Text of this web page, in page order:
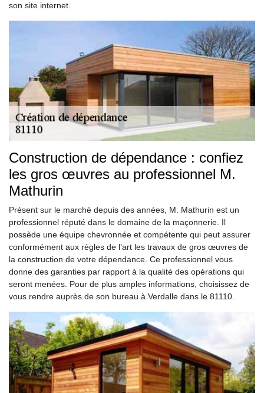
son site internet.
Construction de dépendance : confiez
les gros œuvres au professionnel M.
Mathurin
Présent sur le marché depuis des années, M. Mathurin est un
professionnel réputé dans le domaine de la maçonnerie. Il
possède une équipe chevronnée et compétente qui peut assurer
conformément aux règles de l’art les travaux de gros œuvres de
la construction de votre dépendance. Ce professionnel vous
donne des garanties par rapport à la qualité des opérations qui
seront menées. Pour de plus amples informations, choisissez de
vous rendre auprès de son bureau à Verdalle dans le 81110.